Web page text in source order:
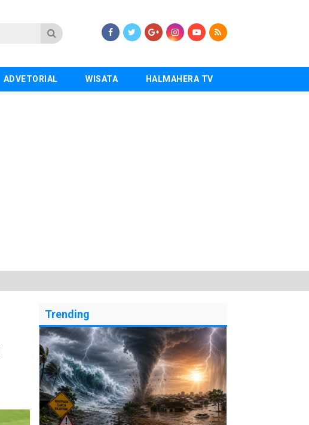
ADVETORIAL WISATA HALMAHERA TV
Trending